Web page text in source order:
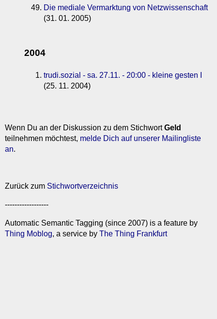
Die mediale Vermarktung von Netzwissenschaft
(31. 01. 2005)
2004
trudi.sozial - sa. 27.11. - 20:00 - kleine gesten I
(25. 11. 2004)
Wenn Du an der Diskussion zu dem StichwortGeld
teilnehmen möchtest, melde Dich auf unserer Mailingliste
an.
Zurück zum Stichwortverzeichnis
------------------
Automatic Semantic Tagging (since 2007) is a feature by
Thing Moblog, a service by The Thing Frankfurt